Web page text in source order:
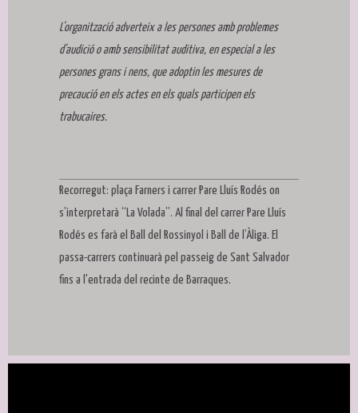
L'organització adverteix a les persones amb problemes
d'audició o amb sensibilitat auditiva, en especial a les
persones grans i nens, que adoptin les mesures de
precaució en els actes en els quals participen els
trabucaires.
Recorregut: plaça Farners i carrer Pare Lluís Rodés on
s’interpretarà “La Volada”. Al final del carrer Pare Lluís
Rodés es farà el Ball del Rossinyol i Ball de l’Àliga. El
passa-carrers continuarà pel passeig de Sant Salvador
fins a l'entrada del recinte de Barraques.